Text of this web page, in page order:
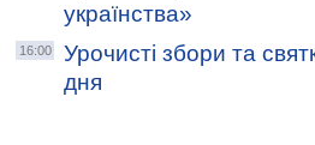
українства»
16:00
Урочисті збори та
дня